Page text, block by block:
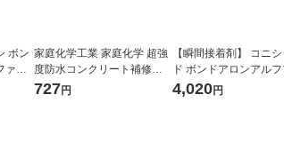
ボン
ァ一
家庭化学工業 家庭化学 超強
度防水コンクリート補修材1.
8kg 209938 1袋
727円
【瞬間接着剤】 コニ
ド ボンドアロンアル
リー状瞬間 #30523 1セ
4,020円